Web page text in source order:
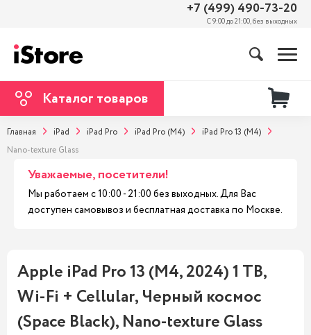
+7 (499) 490-73-20
С 9:00 до 21:00, без выходных
Каталог товаров
Главная iPad iPad Pro iPad Pro (M4)
iPad Pro 13 (M4)
Nano-texture Glass
Уважаемые, посетители!
Мы работаем с 10:00 - 21:00 без выходных. Для Вас
доступен самовывоз и бесплатная доставка по Москве.
Apple iPad Pro 13 (M4, 2024) 1 TB,
Wi-Fi + Cellular, Черный космос
(Space Black), Nano-texture Glass